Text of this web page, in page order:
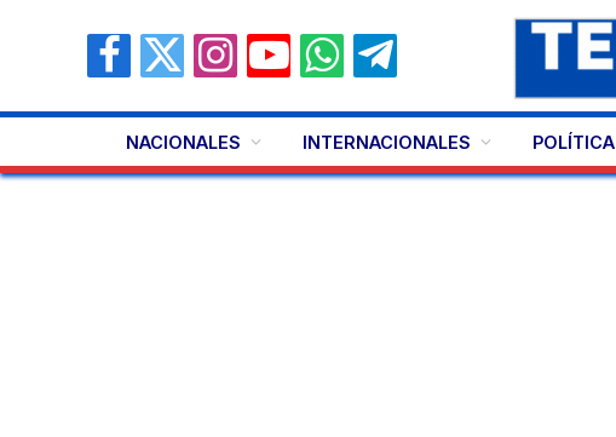
Facebook
X
InstagramYouTubeWhatsAppTelegram
NACIONALES INTERNACIONALES POLÍTICA